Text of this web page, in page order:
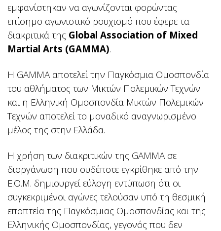
εμφανίστηκαν να αγωνίζονται φορώντας
επίσημο αγωνιστικό ρουχισμό που έφερε τα
διακριτικά της Global Association of Mixed
Martial Arts (GAMMA).
Η GAMMA αποτελεί την Παγκόσμια Ομοσπονδία
του αθλήματος των Μικτών Πολεμικών Τεχνών
και η Ελληνική Ομοσπονδία Μικτών Πολεμικών
Τεχνών αποτελεί το μοναδικό αναγνωρισμένο
μέλος της στην Ελλάδα.
Η χρήση των διακριτικών της GAMMA σε
διοργάνωση που ουδέποτε εγκρίθηκε από την
Ε.Ο.Μ. δημιουργεί εύλογη εντύπωση ότι οι
συγκεκριμένοι αγώνες τελούσαν υπό τη θεσμική
εποπτεία της Παγκόσμιας Ομοσπονδίας και της
Ελληνικής Ομοσπονδίας, γεγονός που δεν